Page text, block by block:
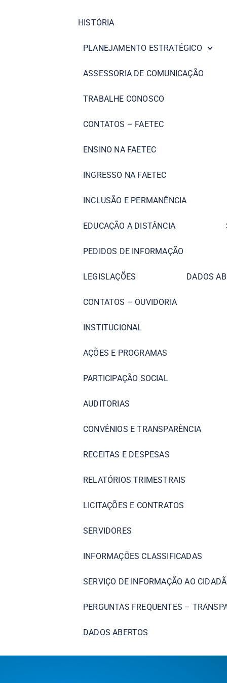
HISTÓRIA
PLANEJAMENTO ESTRATÉGICO
ASSESSORIA DE COMUNICAÇÃO
TRABALHE CONOSCO
CONTATOS – FAETEC
ENSINO NA FAETEC
INGRESSO NA FAETEC
INCLUSÃO E PERMANÊNCIA
EDUCAÇÃO A DISTÂNCIA
PEDIDOS DE INFORMAÇÃO
LEGISLAÇÕES DADOS
CONTATOS – OUVIDORIA
INSTITUCIONAL
AÇÕES E PROGRAMAS
PARTICIPAÇÃO SOCIAL
AUDITORIAS
CONVÊNIOS E TRANSPARÊNCIA
RECEITAS E DESPESAS
RELATÓRIOS TRIMESTRAIS
LICITAÇÕES E CONTRATOS
SERVIDORES
INFORMAÇÕES CLASSIFICADAS
SERVIÇO DE INFORMAÇÃO AO
PERGUNTAS FREQUENTES –
DADOS ABERTOS